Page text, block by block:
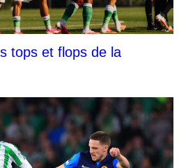
tops et flops de la